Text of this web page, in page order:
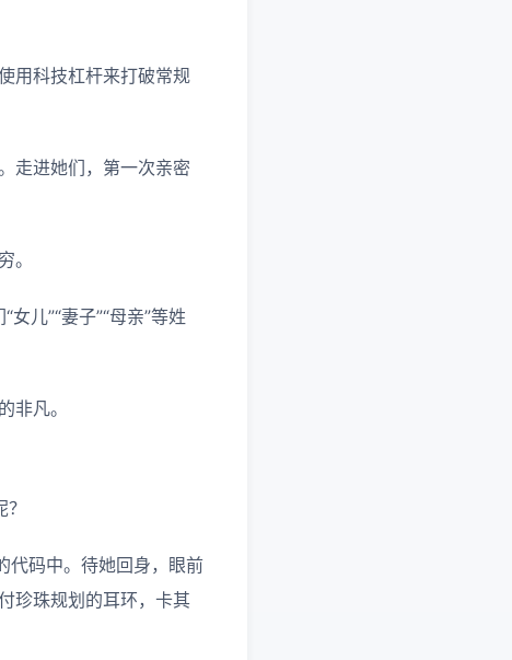
用科技杠杆来打破常规
走进她们，第一次亲密
。
儿”“妻子”“母亲”等姓
非凡。
代码中。待她回身，眼前
珍珠规划的耳环，卡其